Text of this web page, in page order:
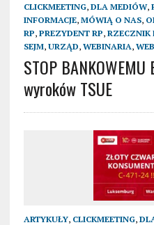
CLICKMEETING, DLA MEDIÓW,
INFORMACJE, MÓWIĄ O NAS,
RP, PREZYDENT RP, RZECZNIK
SEJM, URZĄD, WEBINARIA,
STOP BANKOWEMU
wyroków TSUE
ARTYKUŁY, CLICKMEETING,